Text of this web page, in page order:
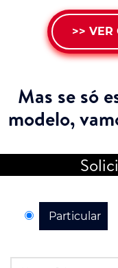
>> VER
Mas se só
modelo,
Particular